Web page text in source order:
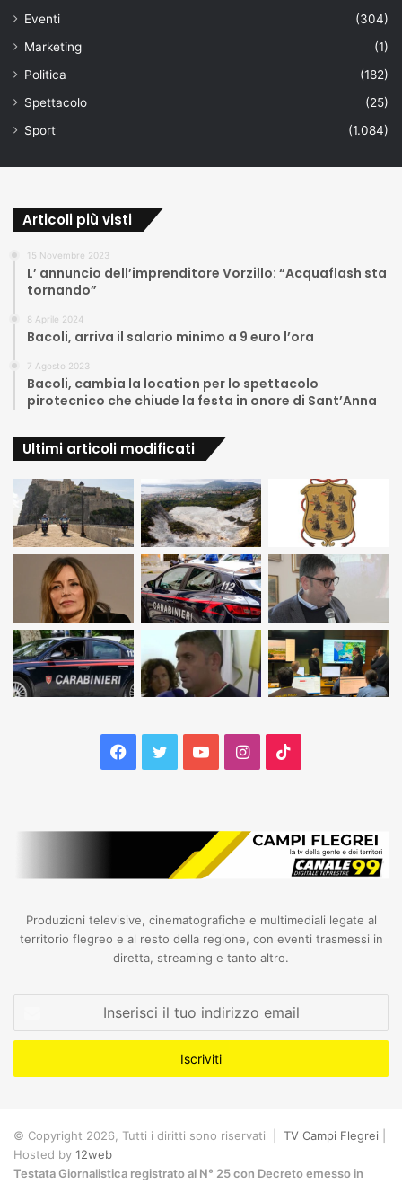
Eventi
(304)
Marketing
(1)
Politica
(182)
Spettacolo
(25)
Sport
(1.084)
Articoli più visti
15 Novembre 2023
L’ annuncio dell’imprenditore Vorzillo: “Acquaflash sta
tornando”
8 Aprile 2024
Bacoli, arriva il salario minimo a 9 euro l’ora
7 Agosto 2023
Bacoli, cambia la location per lo spettacolo
pirotecnico che chiude la festa in onore di Sant’Anna
Ultimi articoli modificati
Facebook
TwitterYouTubeInstagram
Produzioni televisive, cinematografiche e multimediali legate al
territorio flegreo e al resto della regione, con eventi trasmessi in
diretta, streaming e tanto altro.
tuo
email
© Copyright 2026, Tutti i diritti sono riservati | TV Campi Flegrei
Hosted by 12web
Testata Giornalistica registrato al N° 25 con Decreto emesso in